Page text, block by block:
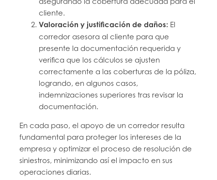
cliente.
Valoración y justificación de daños: El
corredor asesora al cliente para que
presente la documentación requerida y
verifica que los cálculos se ajusten
correctamente a las coberturas de la póliza,
logrando, en algunos casos,
indemnizaciones superiores tras revisar la
documentación.
En cada paso, el apoyo de un corredor resulta
fundamental para proteger los intereses de la
empresa y optimizar el proceso de resolución de
siniestros, minimizando así el impacto en sus
operaciones diarias.